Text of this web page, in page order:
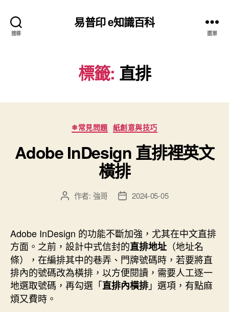
搜尋
易普印 e知識百科
選單
標籤: 直排
分
類
❄常見問題 紙創意與技巧
Adobe InDesign 直排裡英文
橫排
文
者
作者: 強哥
文
佈
日
期
2024-05-05
Adobe InDesign 的功能不斷加強，尤其在中文直排
方面。之前，設計中式信封的直排地址 （地址名
條），在編排其中的巷弄、門牌號碼時，若要將直
排內的號碼改為橫排，以方便閱讀，需要人工逐一
地選取號碼，再勾選「直排內橫排」選項，有點麻
煩又費時。